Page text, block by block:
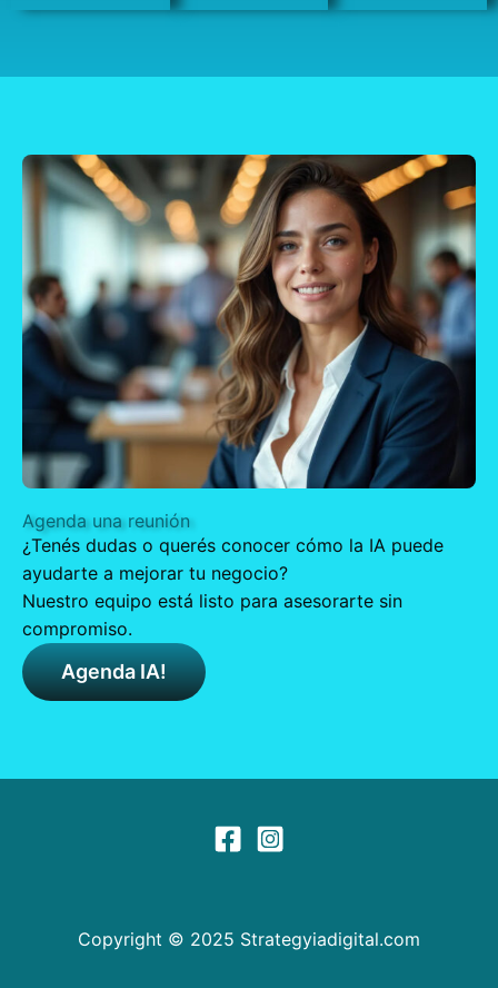
Agenda una reunión
¿Tenés dudas o querés conocer cómo la IA puede
ayudarte a mejorar tu negocio?
Nuestro equipo está listo para asesorarte sin
compromiso.
Agenda IA!
Copyright © 2025 Strategyiadigital.com